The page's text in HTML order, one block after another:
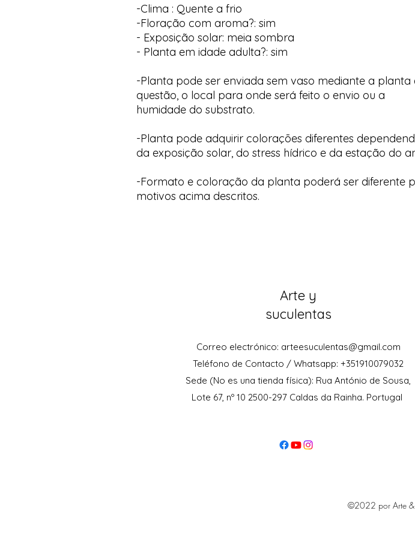
-Clima : Quente a frio
-Floração com aroma?: sim
- Exposição solar: meia sombra
- Planta em idade adulta?: sim
-Planta pode ser enviada sem vaso mediante a planta
questão, o local para onde será feito o envio ou a
humidade do substrato.
-Planta pode adquirir colorações diferentes
da exposição solar, do stress hídrico e da estação do
-Formato e coloração da planta poderá ser diferente
motivos acima descritos.
Arte y
suculentas
Correo electrónico: arteesuculentas@gmail.com
Teléfono de Contacto / Whatsapp: +351910079032
Sede (No es una tienda física): Rua António de Sousa,
Lote 67, nº 10 2500-297 Caldas da Rainha. Portugal
©2022 por Arte &